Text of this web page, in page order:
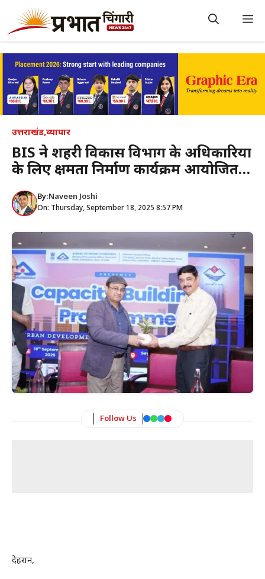
content
उत्तराखंड,व्यापार
BIS ने शहरी विकास विभाग के अधिकारियों
के लिए क्षमता निर्माण कार्यक्रम आयोजित…
By:Naveen Joshi
On: Thursday, September 18, 2025 8:57 PM
Follow Us
देहरादून,